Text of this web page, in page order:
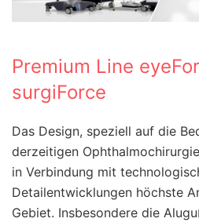
Premium Line
surgiForce
Das Design, speziell auf die
derzeitigen
in Verbindung mit
Detailentwicklungen höchste
Gebiet. Insbesondere die